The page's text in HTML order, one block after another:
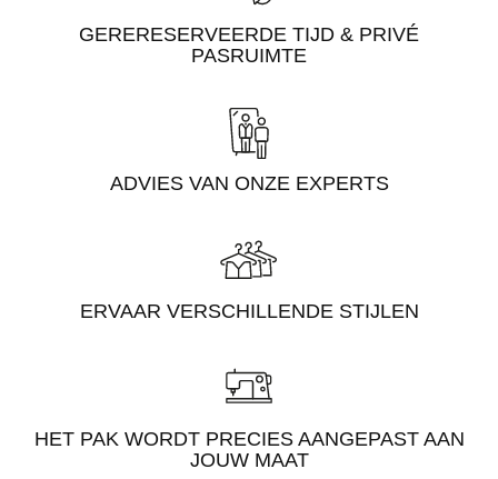
GERERESERVEERDE TIJD & PRIVÉ
PASRUIMTE
ADVIES VAN ONZE EXPERTS
ERVAAR VERSCHILLENDE STIJLEN
HET PAK WORDT PRECIES AANGEPAST AAN
JOUW MAAT